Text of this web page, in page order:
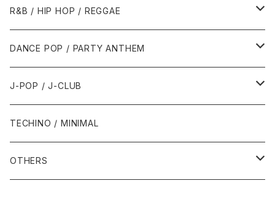
1991年
1995年
1996年
2000年
2001年
2005年
2010年代
2010年
2011年
1995年
1999年
2000年
2001年
2005年
1986年・以前
1987年
1990年代
1990年
1991年
2000年代
1990年代
1990年
1991年
2000年代
2000年
2001年
R&B / HIP HOP / REGGAE
1980年代
1985年・以前
1986年
1990年代
1990年
1991年
2000年代
2000年
DANCE POP / PARTY ANTHEM
1980年代
1988年・以前
1989年
1990年代
1990年
2000年代
J-POP / J-CLUB
1980年代
1990年代
TECHINO / MINIMAL
OTHERS